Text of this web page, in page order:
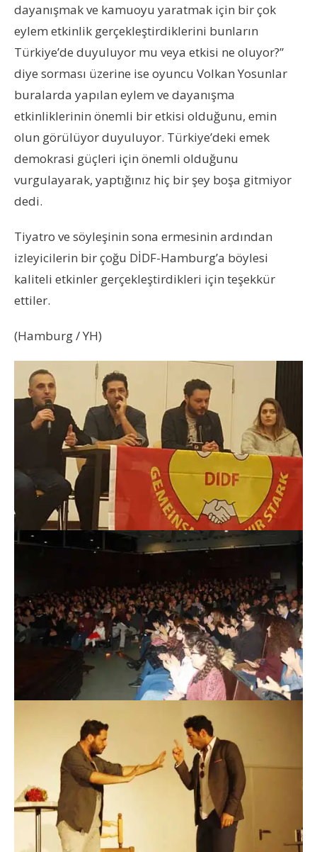
dayanışmak ve kamuoyu yaratmak için bir çok
eylem etkinlik gerçekleştirdiklerini bunların
Türkiye’de duyuluyor mu veya etkisi ne oluyor?”
diye sorması üzerine ise oyuncu Volkan Yosunlar
buralarda yapılan eylem ve dayanışma
etkinliklerinin önemli bir etkisi olduğunu, emin
olun görülüyor duyuluyor. Türkiye’deki emek
demokrasi güçleri için önemli olduğunu
vurgulayarak, yaptığınız hiç bir şey boşa gitmiyor
dedi.
Tiyatro ve söyleşinin sona ermesinin ardından
izleyicilerin bir çoğu DİDF-Hamburg’a böylesi
kaliteli etkinler gerçekleştirdikleri için teşekkür
ettiler.
(Hamburg / YH)